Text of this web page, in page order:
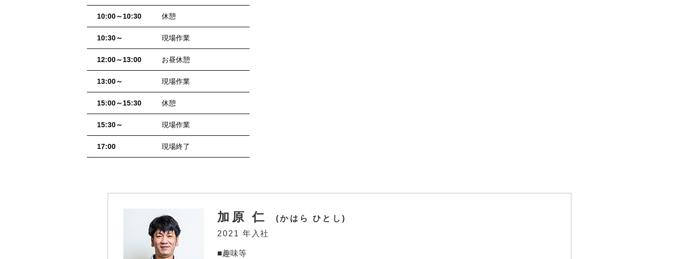
10:00～10:30 休憩
10:30～ 現場作業
12:00～13:00 お昼休憩
13:00～ 現場作業
15:00～15:30 休憩
15:30～ 現場作業
17:00 現場終了
加原 仁
(かはら ひとし)
2021 年入社
■趣味等